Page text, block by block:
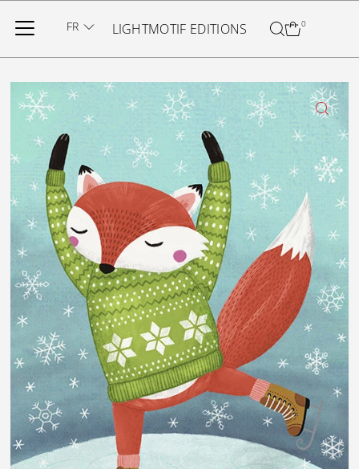
Ignorer et passer au contenu
LIGHTMOTIF EDITIONS 0
FR